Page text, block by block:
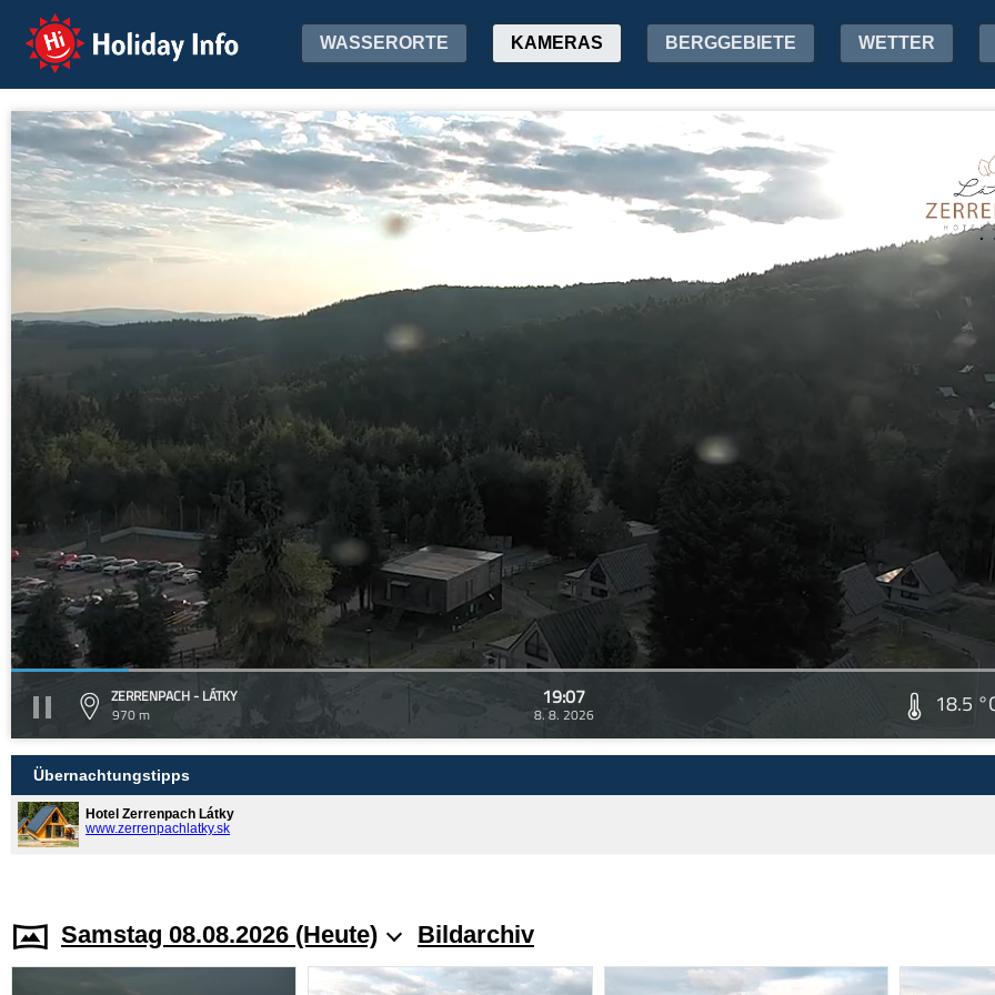
Holiday Info WASSERORTE KAMERAS BERGGEBIETE WETTER
ZERRENPACH - LÁTKY
970 m
19:07
8. 8. 2026 18.5
Übernachtungstipps
Hotel Zerrenpach Látky
www.zerrenpachlatky.sk
Samstag 08.08.2026 (Heute) Bildarchiv